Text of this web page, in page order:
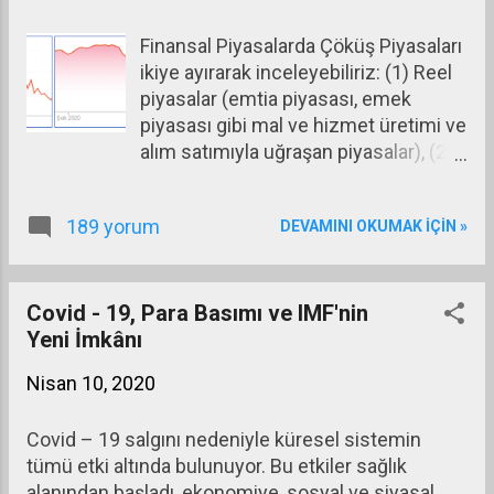
şekilde işler. Döviz ya da para swapı
işlemini bir örnekle açıklayalım: Türk
Bankası TRB Amerikan Bankası USB
ile bugün Dolar TL Kuru 1 USD = 6,75
TL iken bir yıl vadeli 100 USD
Finansal Piyasalarda Çöküş Piyasaları
ikiye ayırarak inceleyebiliriz: (1) Reel
piyasalar (emtia piyasası, emek
piyasası gibi mal ve hizmet üretimi ve
alım satımıyla uğraşan piyasalar), (2)
satan firmaların hisselerinin,
çıkardığı tahvillerin alım satımıyla
uğraşan piyasalar.) Asıl olanın reel
piyasalar olduğunu, finansal
kurulu bir çeşit türev piyasalar
Covid – 19 salgınının pandemiye [i]
dönüştüğü ortaya çıkınca finansal
189 yorum DEVAMINI OKUMAK IÇIN »
Covid - 19, Para Basımı ve IMF'nin
Yeni İmkânı
Nisan 10, 2020
Covid – 19 salgını nedeniyle küresel sistemin
tümü etki altında bulunuyor. Bu etkiler sağlık